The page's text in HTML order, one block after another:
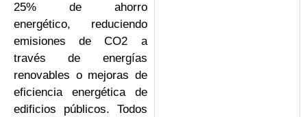
25% de ahorro
energético, reduciendo
emisiones de CO2 a
través de energías
renovables o mejoras de
eficiencia energética de
edificios públicos. Todos